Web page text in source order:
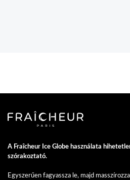
A Fraîcheur Ice Globe használata
szórakoztató.
Egyszerűen fagyassza le, majd